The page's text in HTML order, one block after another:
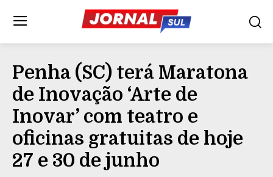
Penha (SC) terá Maratona
de Inovação ‘Arte de
Inovar’ com teatro e
oficinas gratuitas de hoje
27 e 30 de junho